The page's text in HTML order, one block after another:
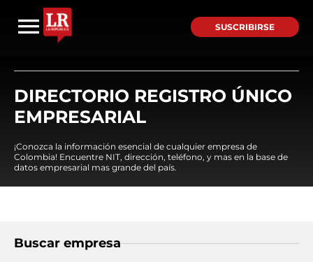
SUSCRIBIRSE
DIRECTORIO REGISTRO ÚNICO
EMPRESARIAL
¡Conozca la información esencial de cualquier empresa de
Colombia! Encuentre NIT, dirección, teléfono, y mas en la base de
datos empresarial mas grande del país.
Buscar empresa